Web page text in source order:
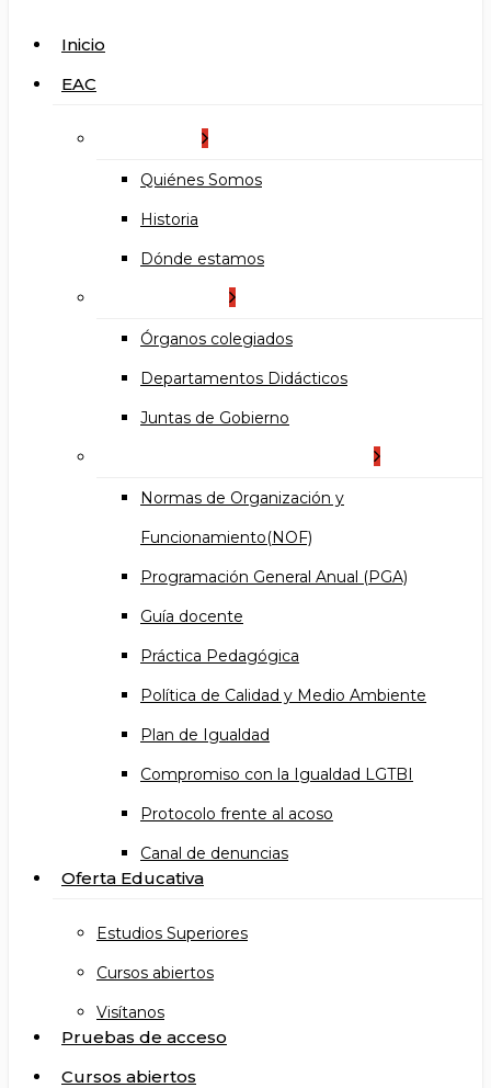
search
Menu
Inicio
EAC
Quiénes Somos
Historia
Dónde estamos
Órganos colegiados
Departamentos Didácticos
Juntas de Gobierno
Normas de Organización y
Funcionamiento(NOF)
Programación General Anual (PGA)
Guía docente
Práctica Pedagógica
Política de Calidad y Medio Ambiente
Plan de Igualdad
Compromiso con la Igualdad LGTBI
Protocolo frente al acoso
Canal de denuncias
Oferta Educativa
Estudios Superiores
Cursos abiertos
Visítanos
Pruebas de acceso
Cursos abiertos